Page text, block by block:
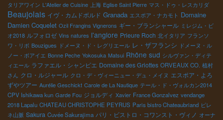
タリアワイン L'Atelier de Cuisine 上海 Eglise Saint Pierre マス・ドゥ・レスカリダ
Beaujolais イヴ・カムドボルド Granada エスポア・ナカモト Domaine
Damien Coquelet Ozil Frangins Vignerons ギー・ブランシャール ミレジム・ビ
オ2018 ルフォロゼ Vins natures l'anglore Prieure Roch 北イタリア フランソ
ワ・リボ Bouzigues ドメーヌ・ド・レグリエール レ・ザフランシ ドメーヌ・ル
ノー・ボアイエ Bonne Peche Yokosuka Matsui Rhône sud シルヴァン・ディテ
ィエール ラファエル・シャンピエ Domaine des Griottes ORVEAUX CO. 植村
さん クロ・ルジャール クロ・デ・ヴィーニュー・デュ・メイヌ エスポア・よろ
ずやツアー Aurélie Geschickt Carole de La Nautique テール・ド・ヴォルカン2014
CPV Ishikawa kun Garde Fou ジョルディ Xavier France Gonzalvez vendange
2018 Lapalu CHATEAU CHRISTOPHE PEYRUS Paris bistro Chateaubriand ピレ
ネ山脈 Sakura Cuvée Sakurajima パリ・ビストロ・コワンスト・ヴィノ オーナ